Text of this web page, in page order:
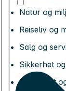
Natur og
Reiseliv og
Salg og
Sikkerhet
Transport